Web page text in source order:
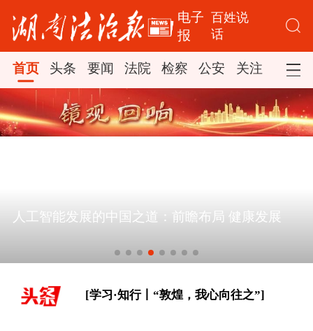
电子
报
百姓说
话
首页 头条 要闻 法院 检察 公安 关注 司法
人工智能发展的中国之道：前瞻布局 健康发展
[学习·知行丨“敦煌，我心向往之”]
[学习新语｜以党的政治建设为统领加强
党的各方面建设]
[学习·知行丨“敦煌，我心向往之”]
时政新闻眼丨从四个维度读懂今年以来